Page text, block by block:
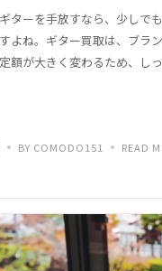
ターを手放すなら、少しで
よね。ギター買取は、ブラン
額が大きく変わるため、し
者選びが重要です。本記事で
BY COMODO151 READ